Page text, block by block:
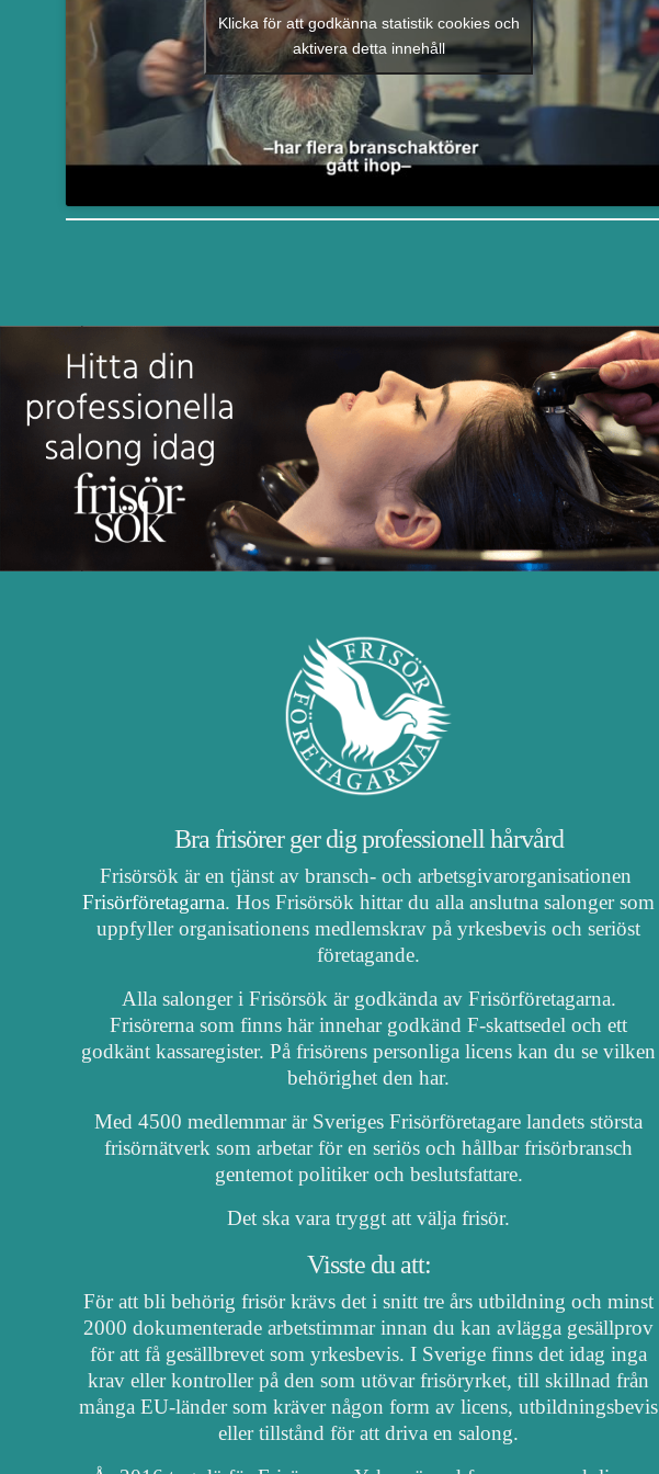
Klicka för att godkänna statistik cookies och
aktivera detta innehåll
Bra frisörer ger dig professionell hårvård
Frisörsök är en tjänst av bransch- och arbetsgivarorganisationen
Frisörföretagarna. Hos Frisörsök hittar du alla anslutna salonger som
uppfyller organisationens medlemskrav på yrkesbevis och seriöst
företagande.
Alla salonger i Frisörsök är godkända av Frisörföretagarna.
Frisörerna som finns här innehar godkänd F-skattsedel och ett
godkänt kassaregister. På frisörens personliga licens kan du se vilken
behörighet den har.
Med 4500 medlemmar är Sveriges Frisörföretagare landets största
frisörnätverk som arbetar för en seriös och hållbar frisörbransch
gentemot politiker och beslutsfattare.
Det ska vara tryggt att välja frisör.
Visste du att:
För att bli behörig frisör krävs det i snitt tre års utbildning och minst
2000 dokumenterade arbetstimmar innan du kan avlägga gesällprov
för att få gesällbrevet som yrkesbevis. I Sverige finns det idag inga
krav eller kontroller på den som utövar frisöryrket, till skillnad från
många EU-länder som kräver någon form av licens, utbildningsbevis
eller tillstånd för att driva en salong.